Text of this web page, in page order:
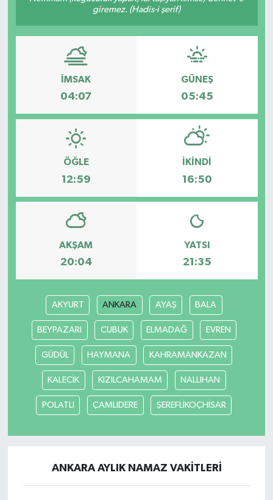
giremez. (Hadis-i şerif)
İMSAK
04:07
GÜNEŞ
05:45
ÖĞLE
12:59
İKINDI
16:50
AKŞAM
20:04
YATSI
21:35
AKYURT ANKARA AYAŞ BALA
BEYPAZARI CUBUK ELMADAĞ EVREN
GÜDÜL HAYMANA KAHRAMANKAZAN
KALECİK KIZILCAHAMAM NALLIHAN
POLATLI ÇAMLIDERE ŞEREFLİKOÇHİSAR
ANKARA AYLIK NAMAZ VAKITLERI